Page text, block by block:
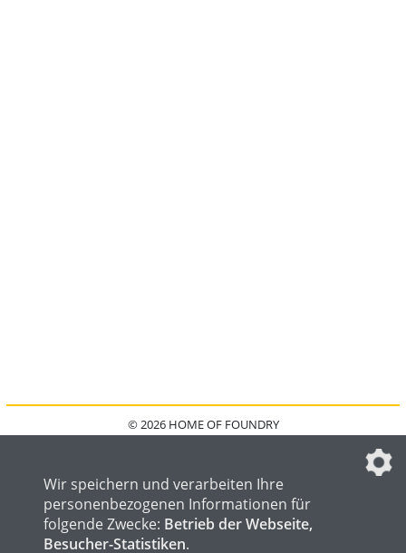
© 2026 HOME OF FOUNDRY
DATENSCHUTZEINSTELLUNGEN
Wir speichern und verarbeiten Ihre
personenbezogenen Informationen für
folgende Zwecke: Betrieb der Webseite,
Besucher-Statistiken.